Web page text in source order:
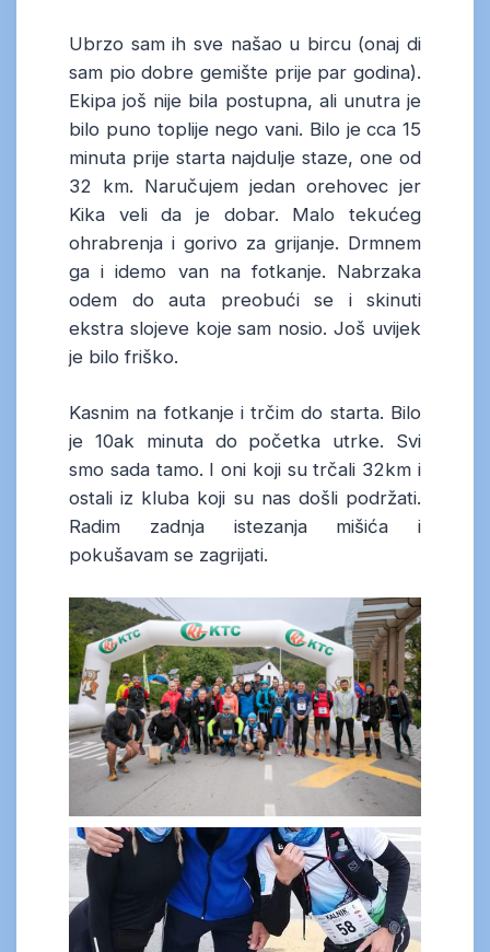
Ubrzo sam ih sve našao u bircu (onaj di
sam pio dobre gemište prije par godina).
Ekipa još nije bila postupna, ali unutra je
bilo puno toplije nego vani. Bilo je cca 15
minuta prije starta najdulje staze, one od
32 km. Naručujem jedan orehovec jer
Kika veli da je dobar. Malo tekućeg
ohrabrenja i gorivo za grijanje. Drmnem
ga i idemo van na fotkanje. Nabrzaka
odem do auta preobući se i skinuti
ekstra slojeve koje sam nosio. Još uvijek
je bilo friško.
Kasnim na fotkanje i trčim do starta. Bilo
je 10ak minuta do početka utrke. Svi
smo sada tamo. I oni koji su trčali 32km i
ostali iz kluba koji su nas došli podržati.
Radim zadnja istezanja mišića i
pokušavam se zagrijati.